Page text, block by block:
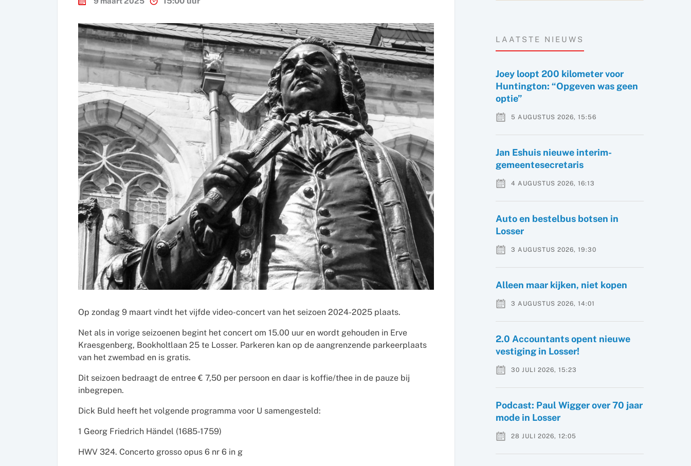
Op zondag 9 maart vindt het vijfde video-concert van het seizoen 2024-2025 plaats.
Net als in vorige seizoenen begint het concert om 15.00 uur en wordt gehouden in Erve
Kraesgenberg, Bookholtlaan 25 te Losser. Parkeren kan op de aangrenzende parkeerplaats
van het zwembad en is gratis.
Dit seizoen bedraagt de entree € 7,50 per persoon en daar is koffie/thee in de pauze bij
inbegrepen.
Dick Buld heeft het volgende programma voor U samengesteld:
1 Georg Friedrich Händel (1685-1759)
HWV 324. Concerto grosso opus 6 nr 6 in g
LAATSTE NIEUWS
Joey loopt 200 kilometer voor
Huntington: “Opgeven was geen
optie”
5 AUGUSTUS 2026, 15:56
Jan Eshuis nieuwe interim-
gemeentesecretaris
4 AUGUSTUS 2026, 16:13
Auto en bestelbus botsen in
Losser
3 AUGUSTUS 2026, 19:30
Alleen maar kijken, niet kopen
3 AUGUSTUS 2026, 14:01
2.0 Accountants opent nieuwe
vestiging in Losser!
30 JULI 2026, 15:23
Podcast: Paul Wigger over 70 jaar
mode in Losser
28 JULI 2026, 12:05